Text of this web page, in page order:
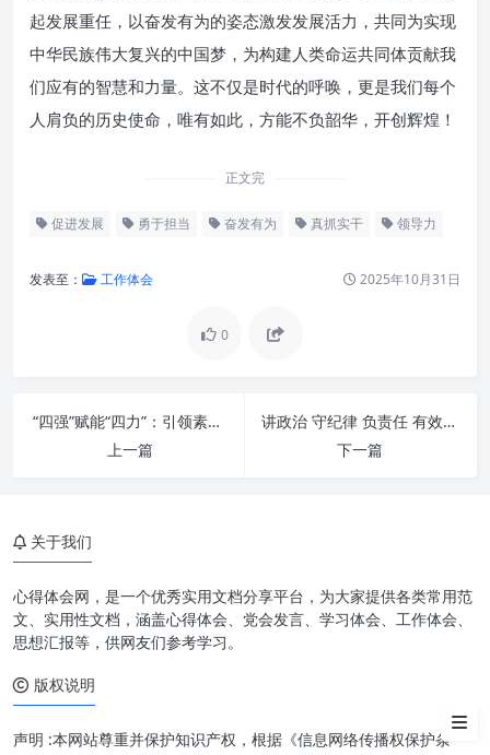
起发展重任，以奋发有为的姿态激发发展活力，共同为实现
中华民族伟大复兴的中国梦，为构建人类命运共同体贡献我
们应有的智慧和力量。这不仅是时代的呼唤，更是我们每个
人肩负的历史使命，唯有如此，方能不负韶华，开创辉煌！
正文完
促进发展 勇于担当 奋发有为 真抓实干 领导力
发表至： 工作体会 2025年10月31日
0
“四强”赋能“四力”：引领素质全面提升，开创发展崭新局面
上一篇
讲政治 守纪律 负责任 有效率：新时代个人与组织的卓越密码
下一篇
促发展：实现宏伟蓝图
关于我们
心得体会网，是一个优秀实用文档分享平台，为大家提供各类常用范
文、实用性文档，涵盖心得体会、党会发言、学习体会、工作体会、
思想汇报等，供网友们参考学习。
版权说明
声明 :本网站尊重并保护知识产权，根据《信息网络传播权保护条